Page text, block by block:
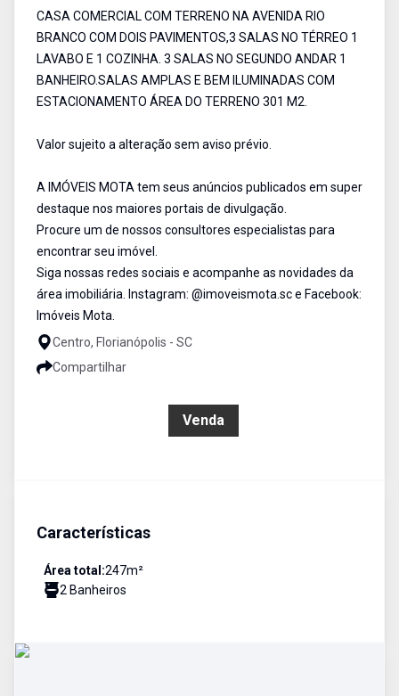
CASA COMERCIAL COM TERRENO NA AVENIDA RIO
BRANCO COM DOIS PAVIMENTOS,3 SALAS NO TÉRREO 1
LAVABO E 1 COZINHA. 3 SALAS NO SEGUNDO ANDAR 1
BANHEIRO.SALAS AMPLAS E BEM ILUMINADAS COM
ESTACIONAMENTO ÁREA DO TERRENO 301 M2.
Valor sujeito a alteração sem aviso prévio.
A IMÓVEIS MOTA tem seus anúncios publicados em super
destaque nos maiores portais de divulgação.
Procure um de nossos consultores especialistas para
encontrar seu imóvel.
Siga nossas redes sociais e acompanhe as novidades da
área imobiliária. Instagram: @imoveismota.sc e Facebook:
Imóveis Mota.
Centro, Florianópolis - SC
Compartilhar
Venda
Características
Área total:247m²
2 Banheiros